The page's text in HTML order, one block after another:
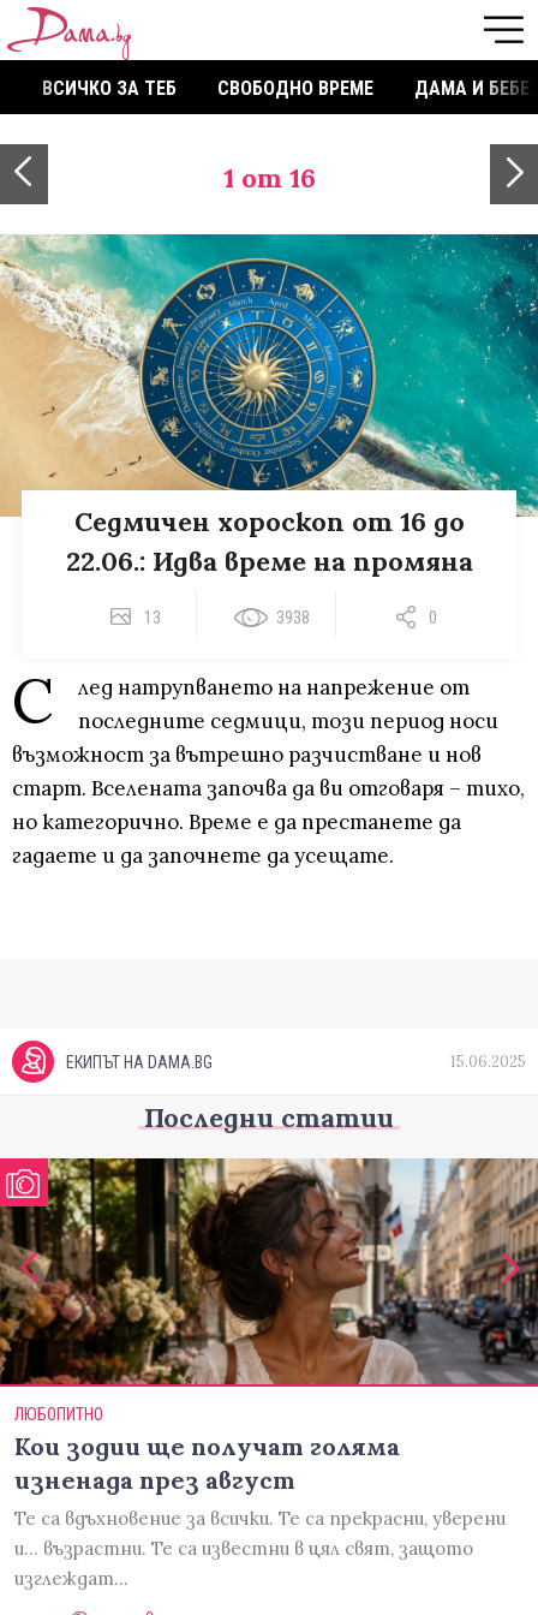
ВСИЧКО ЗА ТЕБ СВОБОДНО ВРЕМЕ ДАМА И БЕБЕ
1 от 16
Седмичен хороскоп от 16 до
22.06.: Идва време на промяна
13 3938 0
С
лед натрупването на напрежение от
последните седмици, този период носи
възможност за вътрешно разчистване и нов
старт. Вселената започва да ви отговаря – тихо,
но категорично. Време е да престанете да
гадаете и да започнете да усещате.
ЕКИПЪТ НА DAMA.BG 15.06.2025
Последни статии
ЛЮБОПИТНО
Кои зодии ще получат голяма
изненада през август
Те са вдъхновение за всички. Те са прекрасни, уверени
и... възрастни. Те са известни в цял свят, защото
изглеждат…